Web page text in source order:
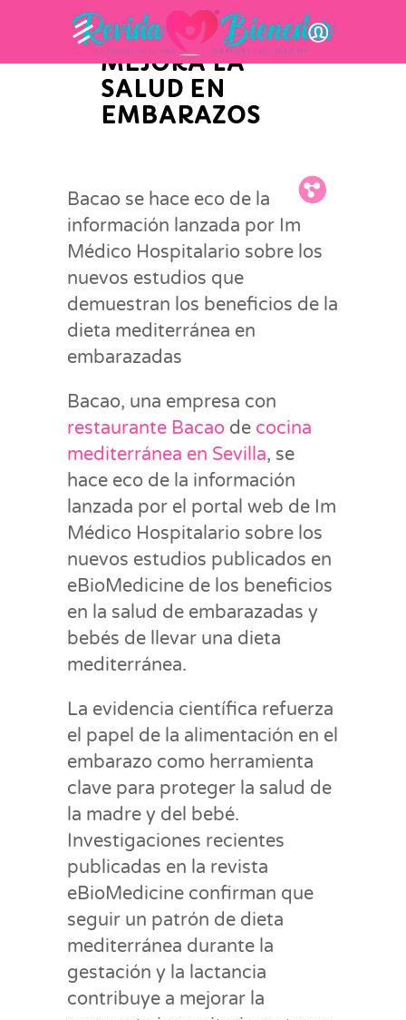
Fb.
Tw.
Pin.
LA DIETA
MEDITERRÁNEA
MEJORA LA
SALUD EN
EMBARAZOS
Bacao se hace eco de la
información lanzada por Im
Médico Hospitalario sobre los
nuevos estudios que
demuestran los beneficios de la
dieta mediterránea en
embarazadas
Bacao, una empresa con
restaurante Bacao de cocina
mediterránea en Sevilla, se
hace eco de la información
lanzada por el portal web de Im
Médico Hospitalario sobre los
nuevos estudios publicados en
eBioMedicine de los beneficios
en la salud de embarazadas y
bebés de llevar una dieta
mediterránea.
La evidencia científica refuerza
el papel de la alimentación en el
embarazo como herramienta
clave para proteger la salud de
la madre y del bebé.
Investigaciones recientes
publicadas en la revista
eBioMedicine confirman que
seguir un patrón de dieta
mediterránea durante la
gestación y la lactancia
contribuye a mejorar la